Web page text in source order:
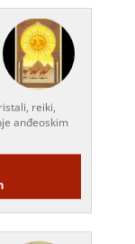
reiki,
anđeoskim